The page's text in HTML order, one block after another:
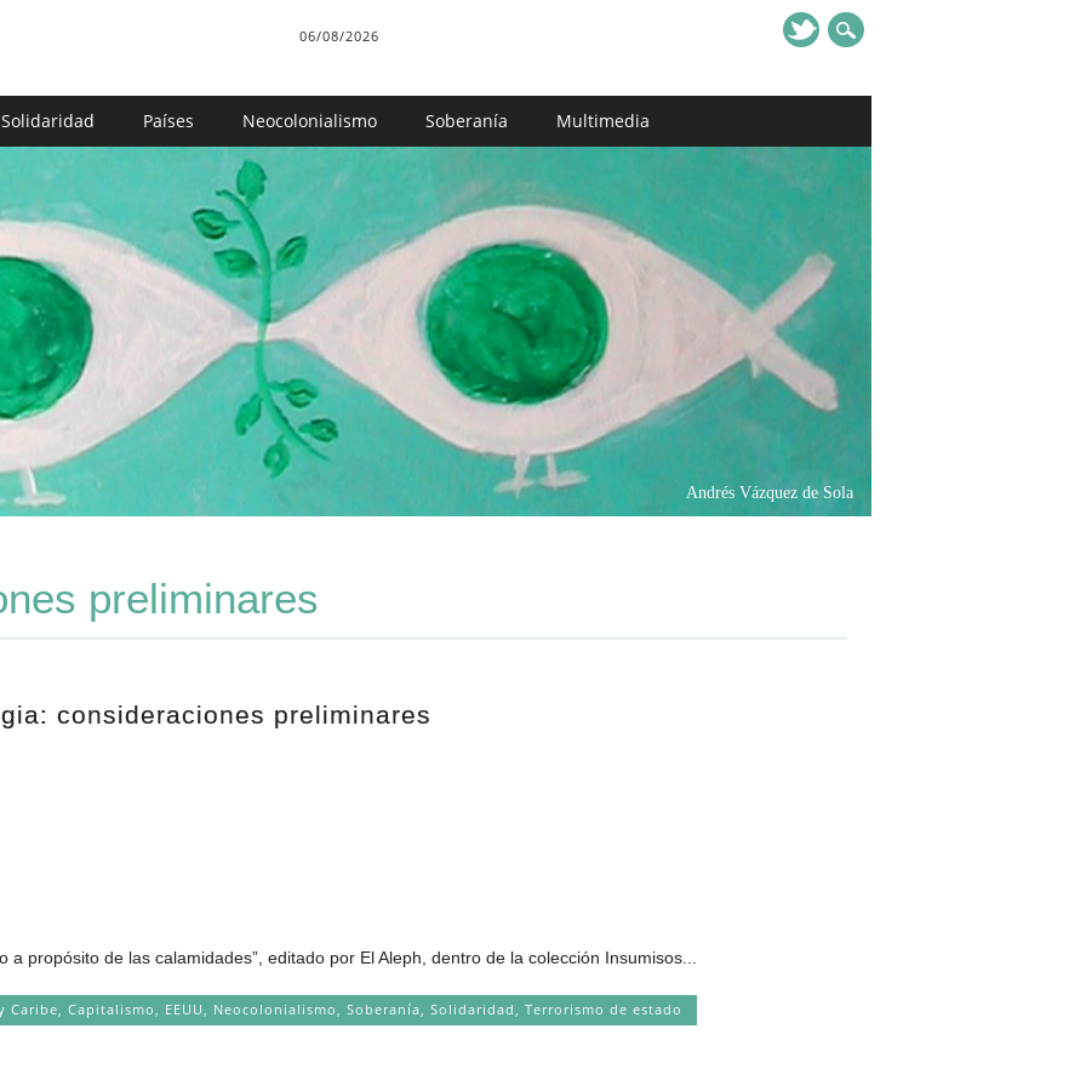
06/08/2026
Solidaridad Países Neocolonialismo Soberanía Multimedia
Andrés Vázquez de Sola
preliminares
consideraciones preliminares
a propósito de las calamidades”, editado por El Aleph, dentro de la colección Insumisos...
Caribe,Capitalismo, EEUU, Neocolonialismo,Soberanía,Solidaridad,Terrorismo de estado